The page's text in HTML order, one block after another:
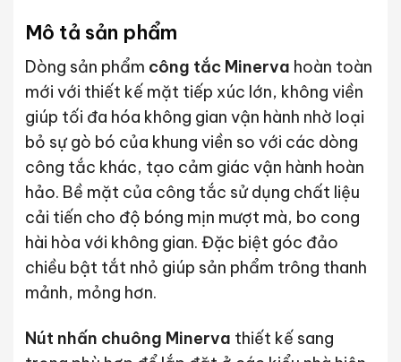
Mô tả sản phẩm
Dòng sản phẩm công tắc Minerva hoàn toàn
mới với thiết kế mặt tiếp xúc lớn, không viền
giúp tối đa hóa không gian vận hành nhờ loại
bỏ sự gò bó của khung viền so với các dòng
công tắc khác, tạo cảm giác vận hành hoàn
hảo. Bề mặt của công tắc sử dụng chất liệu
cải tiến cho độ bóng mịn mượt mà, bo cong
hài hòa với không gian. Đặc biệt góc đảo
chiều bật tắt nhỏ giúp sản phẩm trông thanh
mảnh, mỏng hơn.
Nút nhấn chuông Minerva thiết kế sang